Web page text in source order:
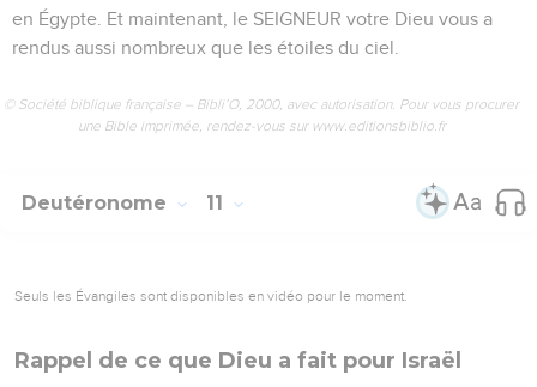
en Égypte. Et maintenant, le SEIGNEUR votre Dieu vous a
rendus aussi nombreux que les étoiles du ciel.
© Société biblique française – Bibli’O, 2000, avec autorisation. Pour vous procurer
une Bible imprimée, rendez-vous sur www.editionsbiblio.fr
Deutéronome 11
Seuls les Évangiles sont disponibles en vidéo pour le moment.
Rappel de ce que Dieu a fait pour Israël